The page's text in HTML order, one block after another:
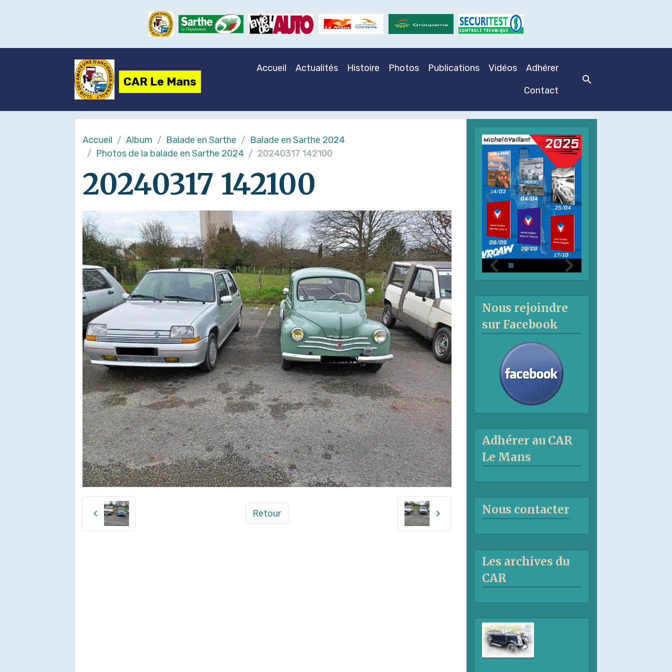
CAR Le Mans
Accueil Actualités Histoire Photos Publications Vidéos Adhérer
Contact
Accueil Album Balade en Sarthe
Balade en Sarthe 2024
Photos de la balade en Sarthe 2024
20240317 142100
20240317 142100
Retour
Nous rejoindre
sur Facebook
Adhérer au CAR
Le Mans
Nous contacter
Les archives du
CAR